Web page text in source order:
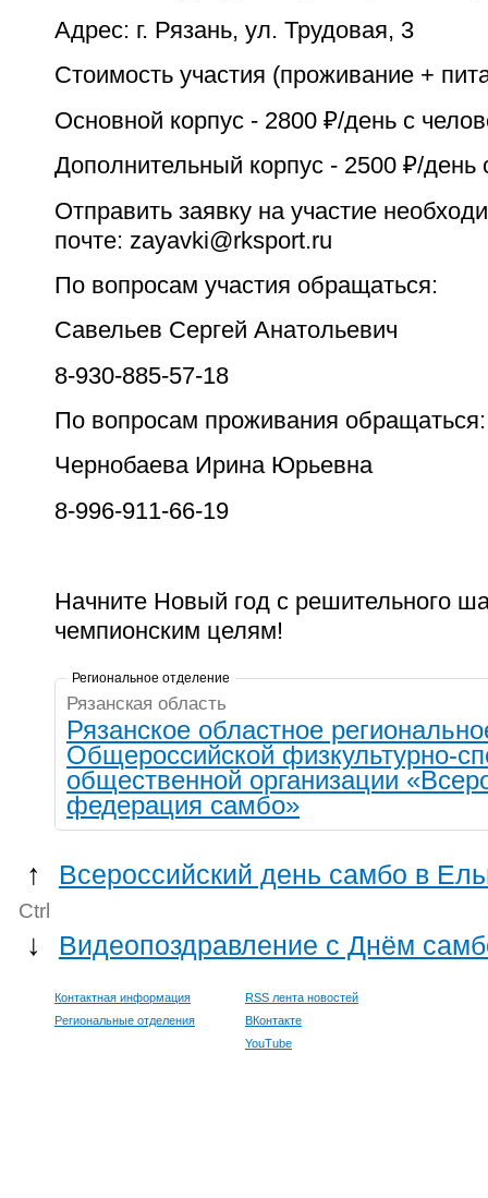
Адрес: г. Рязань, ул. Трудовая, 3
Стоимость участия (проживание +
Основной корпус - 2800 ₽/день с
Дополнительный корпус - 2500 ₽/день
Отправить заявку на участие
почте: zayavki@rksport.ru
По вопросам участия обращаться:
Савельев Сергей Анатольевич
8-930-885-57-18
По вопросам проживания обращаться:
Чернобаева Ирина Юрьевна
8-996-911-66-19
Начните Новый год с решительного
чемпионским целям!
Региональное отделение
Рязанская область
Рязанское областное
Общероссийской физкультурно-
общественной организации
федерация самбо»
↑ Всероссийский день самбо в
Ctrl
↓ Видеопоздравление с Днём
Контактная информация
Региональные отделения
RSS лента новостей
ВКонтакте
YouTube